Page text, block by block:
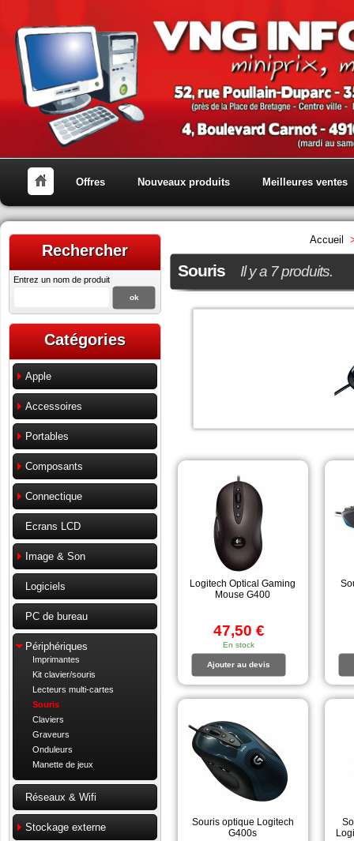
Offres Nouveaux produits Meilleures ventes
Rechercher
Entrez un nom de produit
Catégories
Apple
Accessoires
Portables
Composants
Connectique
Ecrans LCD
Image & Son
Logiciels
PC de bureau
Périphériques
Imprimantes
Kit clavier/souris
Lecteurs multi-cartes
Souris
Claviers
Graveurs
Onduleurs
Manette de jeux
Réseaux & Wifi
Stockage externe
Accueil
Souris Il y a 7 produits.
Logitech Optical Gaming
Mouse G400
47,50 €
En stock
Ajouter au devis
Souris optique Logitech
G400s